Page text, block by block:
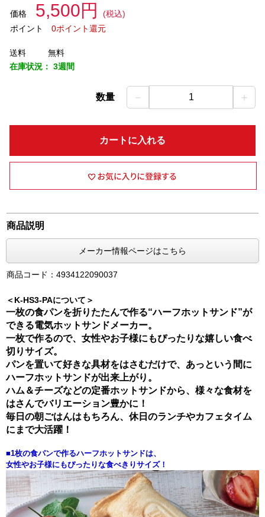
価格 5,500円
(税込)
ポイント
0ポイント還元
送料
無料
在庫状況： 3週間
数量 － 1 ＋
カートに入れる
商品説明
メーカー情報ページはこちら
商品コード：4934122090037
＜K-HS3-PAについて＞
一枚の食パンを折りたたんで作る“ハーフホットサンド”が
できる電気ホットサンドメーカー。
一枚で作るので、女性やお子様にもぴったりな嬉しい食べ
切りサイズ。
パンを置いて好きな具材をはさむだけで、あっという間に
ハーフホットサンドが出来上がり。
ハム＆チーズなどの定番ホットサンドから、様々な食材を
はさんでバリエーション豊かに！
毎日の朝ごはんはもちろん、休日のランチやカフェタイム
にまで大活躍！
■1枚の食パンで作るハーフホットサンドは、
女性やお子様にもぴったりな食べきりサイズ！